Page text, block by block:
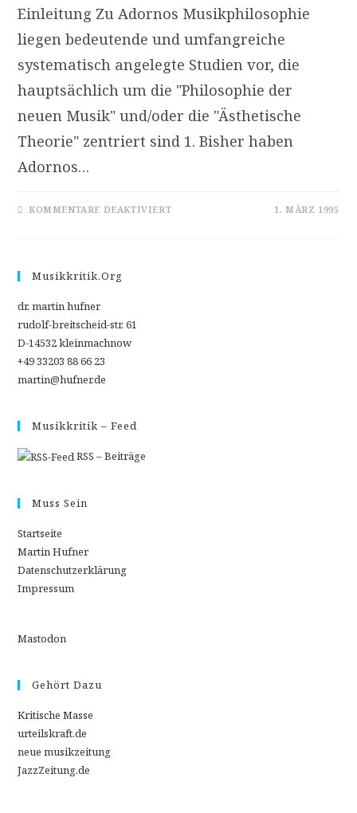
Einleitung Zu Adornos Musikphilosophie
liegen bedeutende und umfangreiche
systematisch angelegte Studien vor, die
hauptsächlich um die "Philosophie der
neuen Musik" und/oder die "Ästhetische
Theorie" zentriert sind 1. Bisher haben
Adornos…
KOMMENTARE DEAKTIVIERTFÜR 1. MÄRZ 1995
Musikkritik.org
dr. martin hufner
rudolf-breitscheid-str. 61
D-14532 kleinmachnow
+49 33203 88 66 23
martin@hufner.de
Musikkritik – Feed
RSS – Beiträge
Muss Sein
Startseite
Martin Hufner
Datenschutzerklärung
Impressum
Mastodon
Gehört Dazu
Kritische Masse
urteilskraft.de
neue musikzeitung
JazzZeitung.de